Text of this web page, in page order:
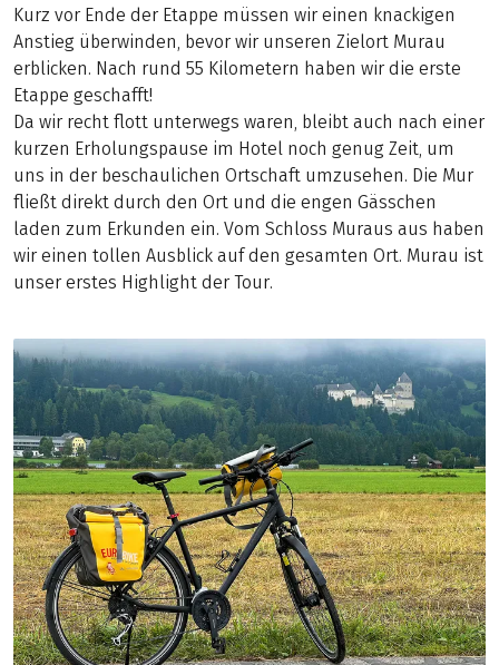
Kurz vor Ende der Etappe müssen wir einen knackigen
Anstieg überwinden, bevor wir unseren Zielort Murau
erblicken. Nach rund 55 Kilometern haben wir die erste
Etappe geschafft!
Da wir recht flott unterwegs waren, bleibt auch nach einer
kurzen Erholungspause im Hotel noch genug Zeit, um
uns in der beschaulichen Ortschaft umzusehen. Die Mur
fließt direkt durch den Ort und die engen Gässchen
laden zum Erkunden ein. Vom Schloss Muraus aus haben
wir einen tollen Ausblick auf den gesamten Ort. Murau ist
unser erstes Highlight der Tour.